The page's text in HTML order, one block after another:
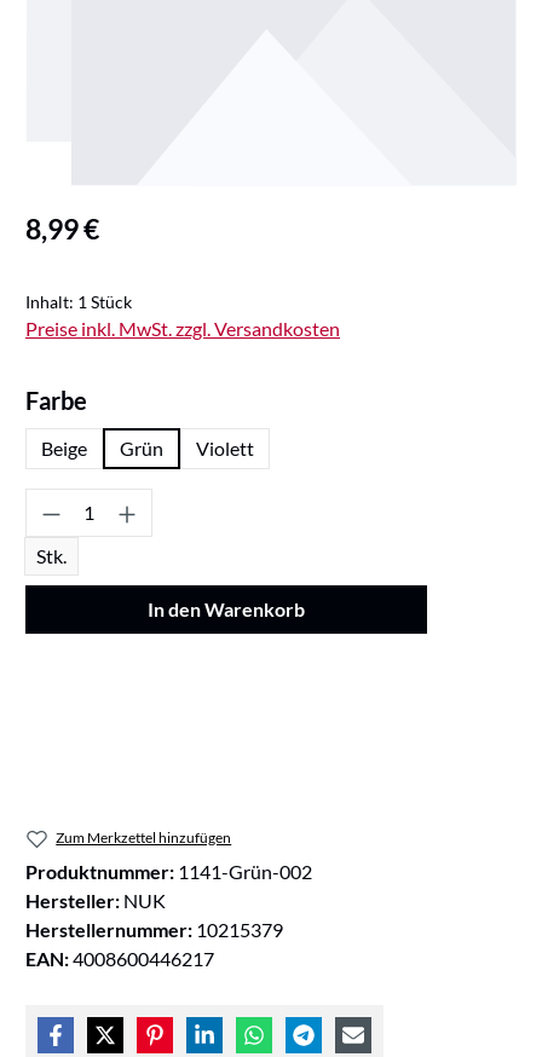
Regulärer Preis:
8,99 €
Inhalt: 1 Stück
Preise inkl. MwSt. zzgl. Versandkosten
Farbe
Beige Grün Violett
Produkt Anzahl: Gib den gewünschten
Stk.
In den Warenkorb
Zum Merkzettel hinzufügen
Produktnummer: 1141-Grün-002
Hersteller: NUK
Herstellernummer: 10215379
EAN:4008600446217